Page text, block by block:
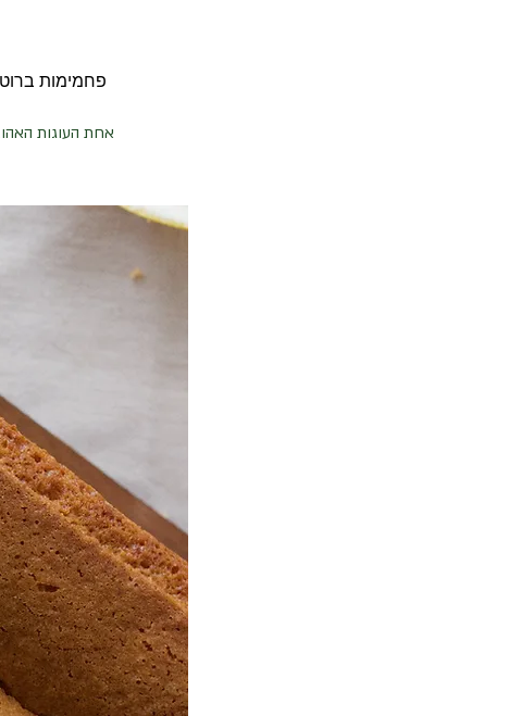
פחמימות ברוטו 34 | פחמימות נטו 28 | שומן 245 | חלבון 75 | יחס
אחת העוגות